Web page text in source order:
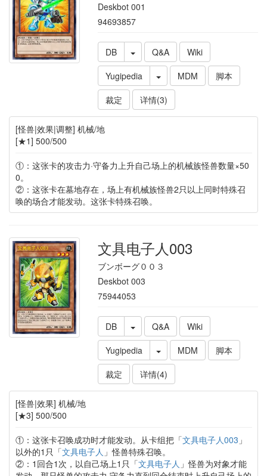
Deskbot 001
94693857
DB Q&A
Wiki
Yugipedia
MDM
脚本
裁定
详情(3)
[怪兽|效果|调整] 机械/地
[★1] 500/500
①：这张卡的攻击力·守备力上升自己场上的机械族怪兽数量×50
0。
②：这张卡在墓地存在，场上有机械族怪兽2只以上同时特殊召
唤的场合才能发动。这张卡特殊召唤。
文具电子人003
ブンボーグ００３
Deskbot 003
75944053
DB Q&A
Wiki
Yugipedia
MDM
脚本
裁定
详情(4)
[怪兽|效果] 机械/地
[★3] 500/500
①：这张卡召唤成功时才能发动。从卡组把「文具电子人003 」
以外的1只「文具电子人 」怪兽特殊召唤。
②：1回合1次，以自己场上1只「文具电子人 」怪兽为对象才能